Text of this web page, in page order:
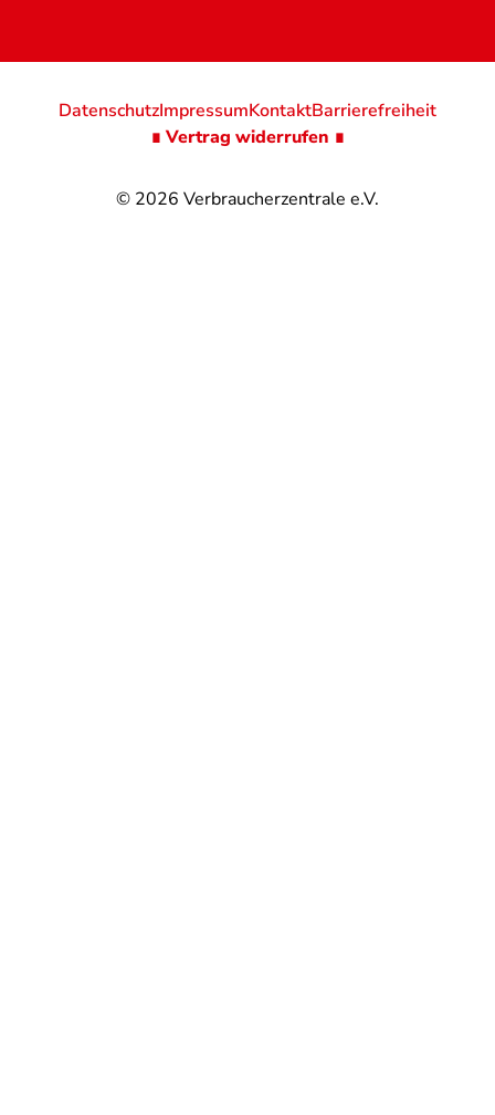
© 2026 Verbraucherzentrale e.V.
DatenschutzImpressumKontaktBarrierefreiheit
∎ Vertrag widerrufen ∎